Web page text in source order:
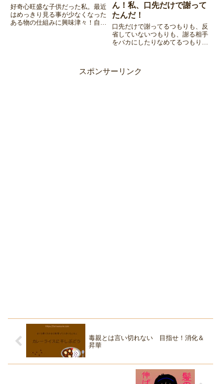
好奇心旺盛な子供だった私。最近
はめっきり見る事が少なくなった
ある物の仕組みに興味津々！自分
ん！私、口先だけで謝って
たんだ！
口先だけで謝ってるつもりも、反
省していないつもりも、謝る相手
をバカにしたりなめてるつもりも
の第6話です。
スポンサーリンク
毒親とは言い切れない 目指せ！消化＆
昇華